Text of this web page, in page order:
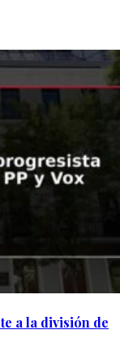
a la división de